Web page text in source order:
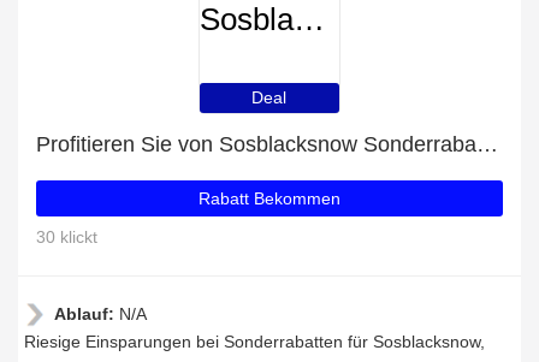
Sosblacksnow
Deal
Profitieren Sie von Sosblacksnow Sonderrabatten
Rabatt Bekommen
30 klickt
Ablauf: N/A
Riesige Einsparungen bei Sonderrabatten für Sosblacksnow,